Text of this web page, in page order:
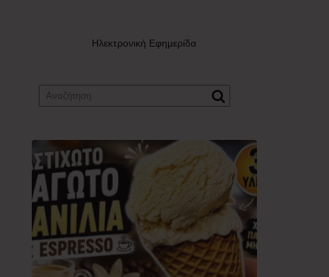
Ηλεκτρονική Εφημερίδα